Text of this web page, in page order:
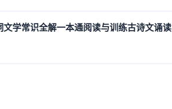
学常识全解一本通阅读与训练古诗文诵读